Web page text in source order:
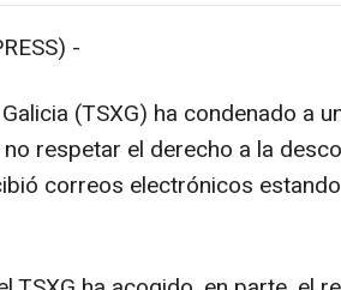
-
(TSXG) ha condenado a
respetar el derecho a la
correos electrónicos